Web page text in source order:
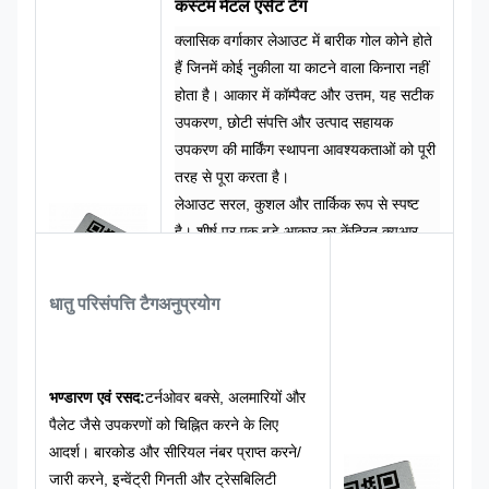
कस्टम मेटल एसेट टैग
क्लासिक वर्गाकार लेआउट में बारीक गोल कोने होते
हैं जिनमें कोई नुकीला या काटने वाला किनारा नहीं
होता है। आकार में कॉम्पैक्ट और उत्तम, यह सटीक
उपकरण, छोटी संपत्ति और उत्पाद सहायक
उपकरण की मार्किंग स्थापना आवश्यकताओं को पूरी
तरह से पूरा करता है।
लेआउट सरल, कुशल और तार्किक रूप से स्पष्ट
है। शीर्ष पर एक बड़े आकार का केंद्रित क्यूआर
क्रमांक है. सूचना पदानुक्रम स्पष्ट है, और परिष्कृत
टेक्स्ट के साथ मिलकर एक औद्योगिक शैली बनाता
है जो उच्च सूचना पहचान के साथ स्थिर और भव्य
है। यह विभिन्न सटीक उपकरणों और औद्योगिक
उत्पादों की पेशेवर पहचान शैली के लिए बिल्कुल
धातु परिसंपत्ति टैगअनुप्रयोग
भण्डारण एवं रसद:टर्नओवर बक्से, अलमारियों और
पैलेट जैसे उपकरणों को चिह्नित करने के लिए
आदर्श। बारकोड और सीरियल नंबर प्राप्त करने/
जारी करने, इन्वेंट्री गिनती और ट्रेसबिलिटी